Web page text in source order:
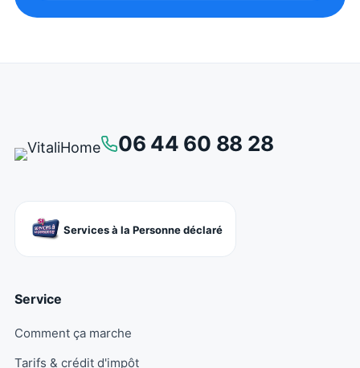
06 44 60 88 28
Services à la Personne déclaré
Service
Comment ça marche
Tarifs & crédit d'impôt